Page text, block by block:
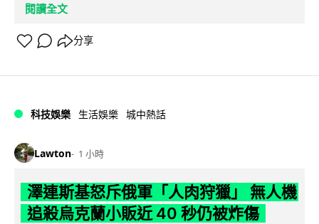
閱讀全文
分享
科技娛樂 生活娛樂 城中熱話
Lawton 1 小時
澤連斯基怒斥俄軍「人肉狩獵」 無人機
追殺烏克蘭小販近 40 秒仍被炸傷